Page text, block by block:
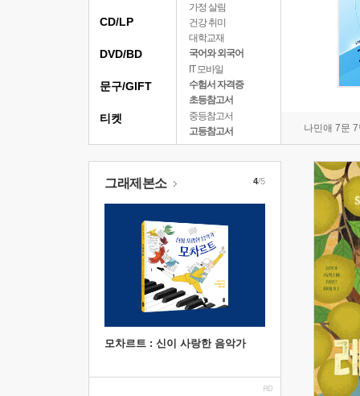
가정 살림
건강 취미
대학교재
국어와 외국어
IT 모바일
수험서 자격증
초등참고서
중등참고서
고등참고서
나민애 7문
CD/LP
DVD/BD
문구/GIFT
티켓
그래제본소
모차르트 : 신이 사랑한 음악가
4/5